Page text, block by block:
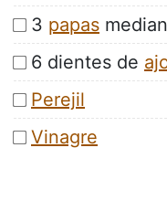
3 papas
6 dientes de
Perejil
Vinagre